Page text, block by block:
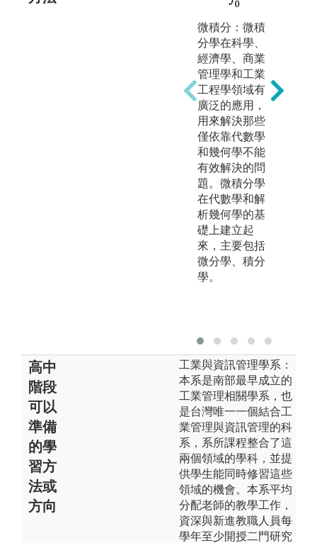
微積分：微積
分學在科學、
經濟學、商業
管理學和工業
工程學領域有
廣泛的應用，
用來解決那些
僅依靠代數學
和幾何學不能
有效解決的問
題。微積分學
在代數學和解
析幾何學的基
礎上建立起
來，主要包括
微分學、積分
學。
高中
階段
可以
準備
的學
習方
法或
方向
工業與資訊管理學系：
本系是南部最早成立的
工業管理相關學系，也
是台灣唯一一個結合工
業管理與資訊管理的科
系，系所課程整合了這
兩個領域的學科，並提
供學生能同時修習這些
領域的機會。本系平均
分配老師的教學工作，
資深與新進教職人員每
學年至少開授二門研究